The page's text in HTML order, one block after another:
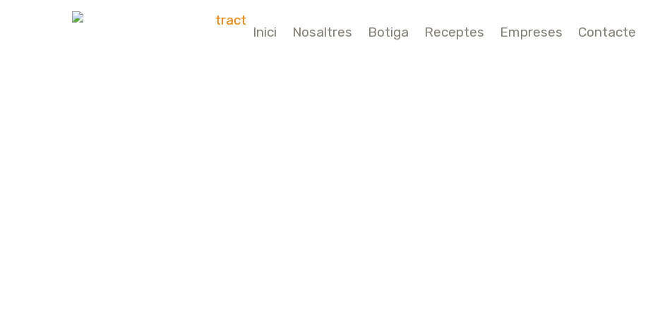
Inici Nosaltres Botiga Receptes Empreses Contacte